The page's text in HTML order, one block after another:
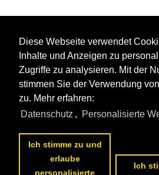
Diese Webseite verwendet
Inhalte und Anzeigen zu
Zugriffe zu analysieren. Mit der
stimmen Sie der Verwendung
zu. Mehr erfahren:
Datenschutz , Personalisierte
Ich stimme zu und
erlaube
personalisierte
Ich